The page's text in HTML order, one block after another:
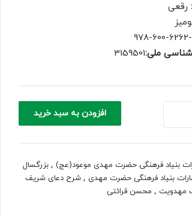
رقعی
ملی:3159501
افزودن به سبد خرید
بنیاد فرهنگی حضرت مهدی موعود(عج) , بزرگسال
بنیاد فرهنگی حضرت مهدی , شرح دعای شریف
مهدویت , محسن قرائتی